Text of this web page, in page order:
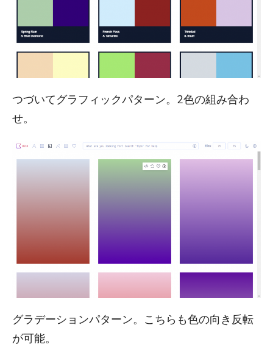
つづいてグラフィックパターン。2色の組み合わ
せ。
グラデーションパターン。こちらも色の向き反転
が可能。